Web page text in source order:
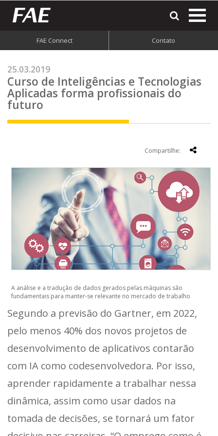
FAE Connect Contato
25.03.2019
Curso de Inteligências e Tecnologias
Aplicadas forma profissionais do
futuro
Compartilhe:
A análise e a tradução de dados gerados pelas máquinas são
fundamentais para manter-se relevante no mercado de trabalho
Segundo a previsão do Gartner, em 2022,
pelo menos 40% dos novos projetos de
desenvolvimento de aplicativos contarão
com IA como codesenvolvedora. Por isso,
aprender rapidamente a trabalhar nessa
dinâmica, assim como usar dados na
tomada de decisões, se tornará um fator